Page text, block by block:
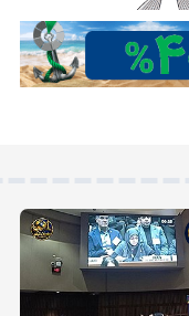
شبکه خبری مدیران نابغه